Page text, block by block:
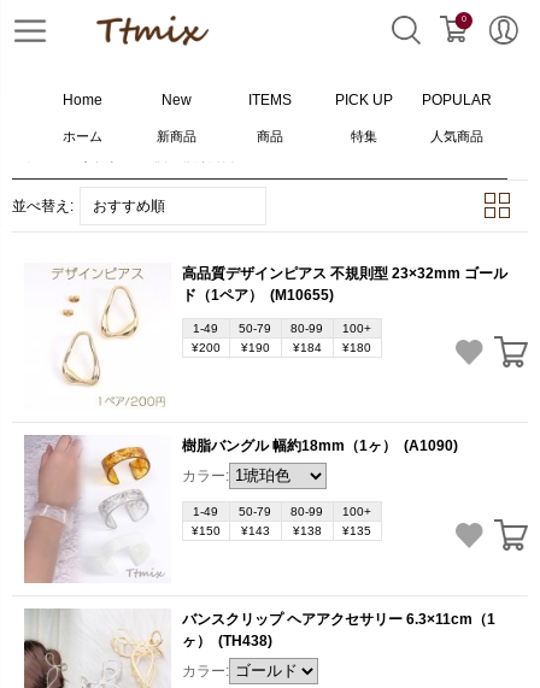
0
Home
ホーム
New
新商品
ITEMS
商品
PICK UP
特集
POPULAR
人気商品
並べ替え: おすすめ順
高品質デザインピアス 不規則型 23×32mm ゴール
ド（1ペア）
(M10655)
1-49 50-79 80-99
100+
¥200
¥190 ¥184 ¥180
樹脂バングル 幅約18mm（1ヶ）
(A1090)
カラー:
1-49 50-79 80-99
100+
¥150
¥143 ¥138 ¥135
バンスクリップ ヘアアクセサリー 6.3×11cm（1
ヶ）
(TH438)
カラー: